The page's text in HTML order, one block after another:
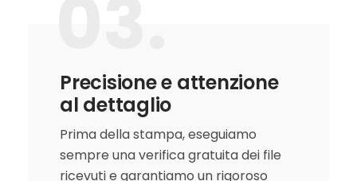
Precisione e attenzione
al dettaglio
Prima della stampa, eseguiamo
sempre una verifica gratuita dei file
ricevuti e garantiamo un rigoroso